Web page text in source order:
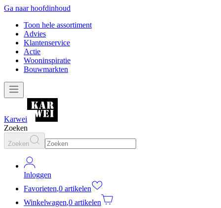
Ga naar hoofdinhoud
Toon hele assortiment
Advies
Klantenservice
Actie
Wooninspiratie
Bouwmarkten
Karwei
Zoeken
Zoeken
Inloggen
Favorieten,0 artikelen
Winkelwagen,0 artikelen